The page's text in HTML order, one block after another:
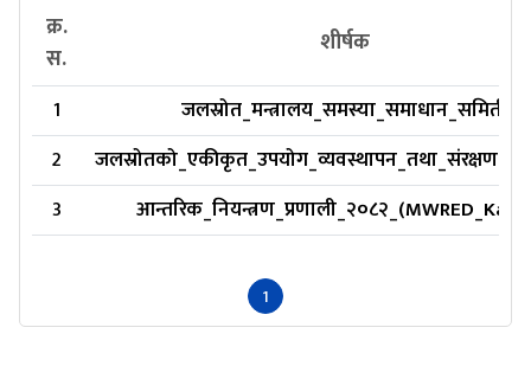
क्र.
स.
शीर्षक
1
जलस्रोत_मन्त्रालय_समस्या_समाधान_समिती
2
3
1